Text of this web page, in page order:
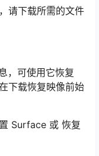
请下载所需的文件
，可使用它恢复
下载恢复映像前始
Surface 或 恢复